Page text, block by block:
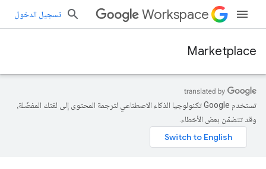
Workspace تسجيل الدخول
Marketplace
تستخدم Google تكنولوجيا الذكاء الاصطناعي لترجمة المحتوى إلى لغتك المفضّلة،
وقد تتضمّن بعض الأخطاء.